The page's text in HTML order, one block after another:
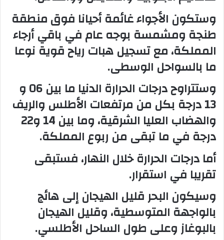
ي
ا
وستكون الأجواء غائمة أحيانا فوق منطقة
طنجة ومشمسة بوجه عام في باقي أرجاء
المملكة، مع تسجيل هبات رياح قوية نوعا
ما بالسواحل الوسطى.
وستتراوح درجات الحرارة الدنيا ما بين 06 و
13 درجة بكل من مرتفعات الأطلس والريف
والهضاب العليا الشرقية، وما بين 14 و22
درجة في ما تبقى من ربوع المملكة.
أما درجات الحرارة خلال النهار، فستبقى
تقريبا في استقرار.
وسيكون البحر قليل الهيجان إلى هائج
بالواجهة المتوسطية، وقليل الهيجان
بالبوغاز وعلى طول الساحل الأطلسي.